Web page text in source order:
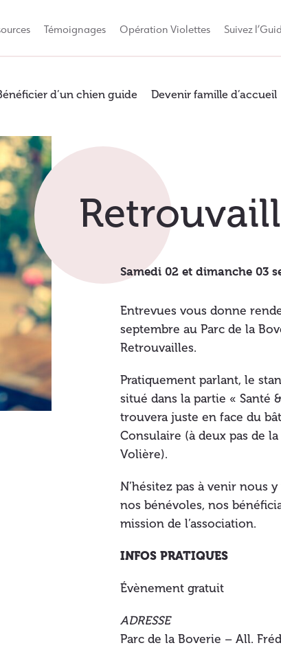
d’un chien guide Devenir famille d’accueil
Témoignages Opération Violettes Suivez
Samedi 02 et dimanche 03
Entrevues vous donne
septembre au Parc de la
Retrouvailles.
Pratiquement parlant, le
situé dans la partie « Santé
trouvera juste en face du
Consulaire (à deux pas de
Volière).
N’hésitez pas à venir nous
nos bénévoles, nos
mission de l’association.
INFOS PRATIQUES
Évènement gratuit
ADRESSE
Parc de la Boverie – All.